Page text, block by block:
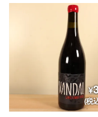
(税